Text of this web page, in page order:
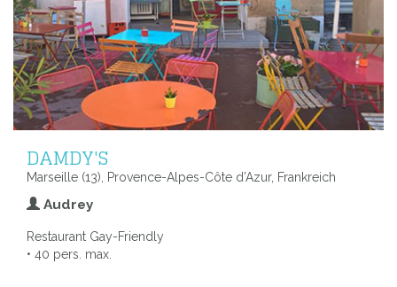
DAMDY'S
Marseille (13), Provence-Alpes-Côte d’Azur, Frankreich
Audrey
Restaurant Gay-Friendly
• 40 pers. max.